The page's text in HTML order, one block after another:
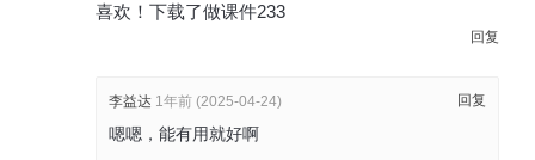
喜欢！下载了做课件233
回复
李益达 1年前 (2025-04-24)
嗯嗯，能有用就好啊
回复